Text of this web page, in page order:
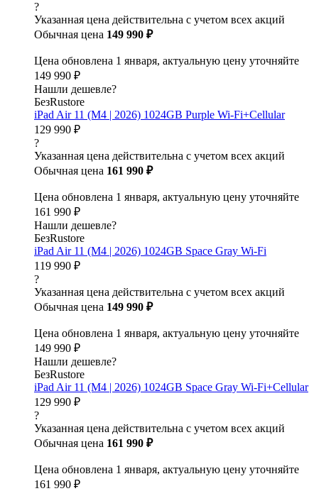
?
Указанная цена действительна с учетом всех акций
Обычная цена 149 990 ₽
Цена обновлена 1 января, актуальную цену уточняйте
149 990 ₽
Нашли дешевле?
БезRustore
iPad Air 11 (M4 | 2026) 1024GB Purple Wi-Fi+Cellular
129 990 ₽
?
Указанная цена действительна с учетом всех акций
Обычная цена 161 990 ₽
Цена обновлена 1 января, актуальную цену уточняйте
161 990 ₽
Нашли дешевле?
БезRustore
iPad Air 11 (M4 | 2026) 1024GB Space Gray Wi-Fi
119 990 ₽
?
Указанная цена действительна с учетом всех акций
Обычная цена 149 990 ₽
Цена обновлена 1 января, актуальную цену уточняйте
149 990 ₽
Нашли дешевле?
БезRustore
iPad Air 11 (M4 | 2026) 1024GB Space Gray Wi-Fi+Cellular
129 990 ₽
?
Указанная цена действительна с учетом всех акций
Обычная цена 161 990 ₽
Цена обновлена 1 января, актуальную цену уточняйте
161 990 ₽